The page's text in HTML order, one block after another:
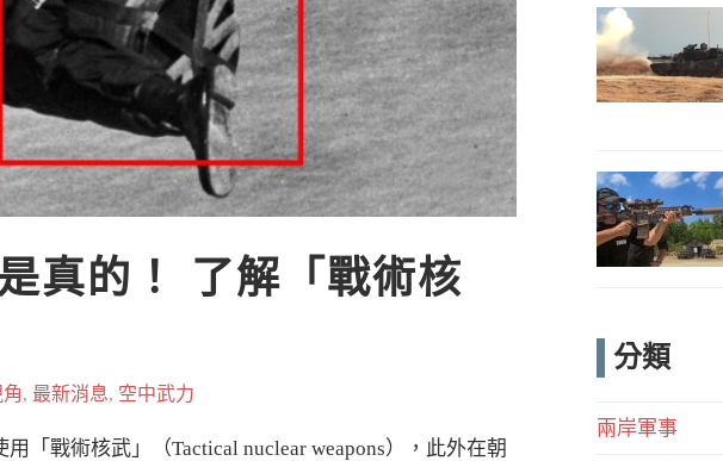
真的！ 了解「戰術核
, 最新消息, 空中武力
「戰術核武」（Tactical nuclear weapons），此外在朝
分類
兩岸軍事